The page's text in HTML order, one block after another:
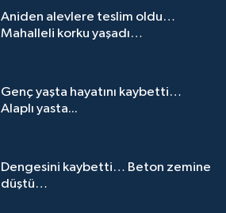
Aniden alevlere teslim oldu…
Mahalleli korku yaşadı…
Genç yaşta hayatını kaybetti…
Alaplı yasta...
Dengesini kaybetti… Beton zemine
düştü…